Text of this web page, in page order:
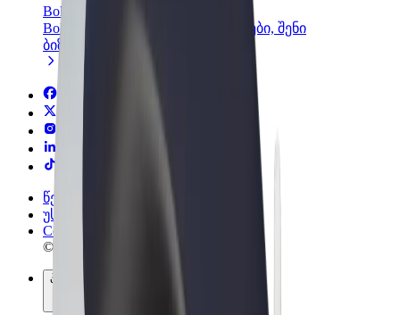
Bolt ბიზნესისთვის
Bolt-ის პროდუქტები და სერვისები, შენი
ბიზნესისთვის
წესები და პირობები
უსაფრთხოება
Cookies
© 2026 Bolt Technology OÜ
პროდუქტები